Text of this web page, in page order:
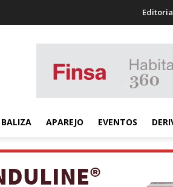
BALIZA APAREJO EVENTOS